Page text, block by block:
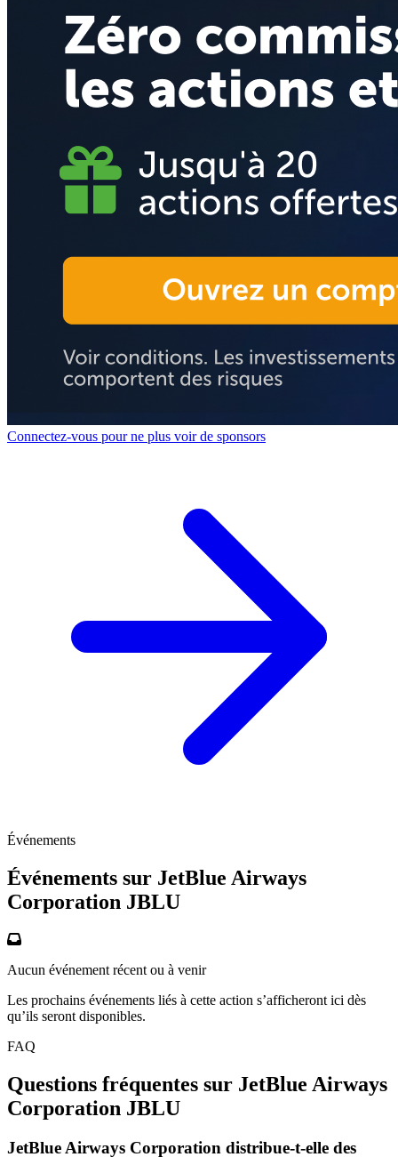
Connectez-vous pour ne plus voir de sponsors
Événements
Événements sur JetBlue Airways
Corporation JBLU
Aucun événement récent ou à venir
Les prochains événements liés à cette action s’afficheront ici dès
qu’ils seront disponibles.
FAQ
Questions fréquentes sur JetBlue Airways
Corporation JBLU
JetBlue Airways Corporation distribue-t-elle des